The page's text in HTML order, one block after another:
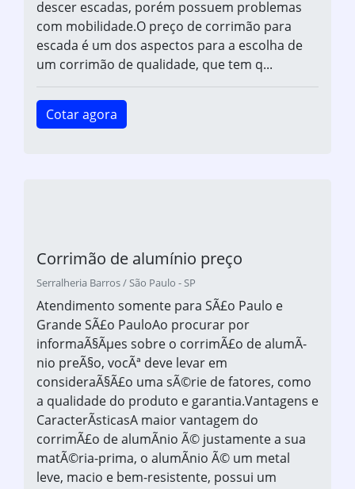
descer escadas, porém possuem problemas
com mobilidade.O preço de corrimão para
escada é um dos aspectos para a escolha de
um corrimão de qualidade, que tem q...
Cotar agora
Corrimão de alumínio preço
Serralheria Barros / São Paulo - SP
Atendimento somente para SÃ£o Paulo e
Grande SÃ£o PauloAo procurar por
informaÃ§Ãµes sobre o corrimÃ£o de alumÃ­
nio preÃ§o, vocÃª deve levar em
consideraÃ§Ã£o uma sÃ©rie de fatores, como
a qualidade do produto e garantia.Vantagens e
CaracterÃ­sticasA maior vantagem do
corrimÃ£o de alumÃ­nio Ã© justamente a sua
matÃ©ria-prima, o alumÃ­nio Ã© um metal
leve, macio e bem-resistente, possui um